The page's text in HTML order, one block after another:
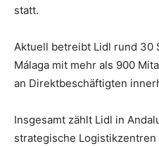
statt.
Aktuell betreibt Lidl rund 30
Málaga mit mehr als 900
an Direktbeschäftigten
Insgesamt zählt Lidl in
strategische Logistikzentren